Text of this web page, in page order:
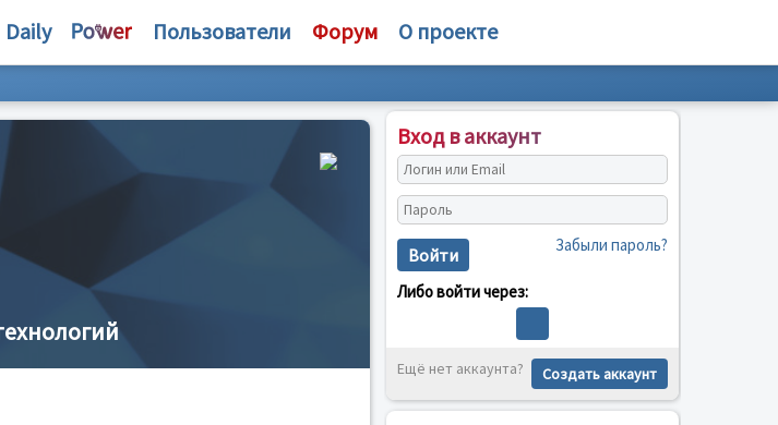
Daily Пользователи Форум О проекте
Вход в аккаунт
Войти Забыли пароль?
Либо войти через:
Ещё нет аккаунта? Создать аккаунт